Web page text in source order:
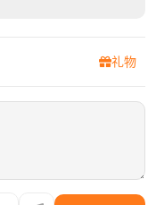
礼物